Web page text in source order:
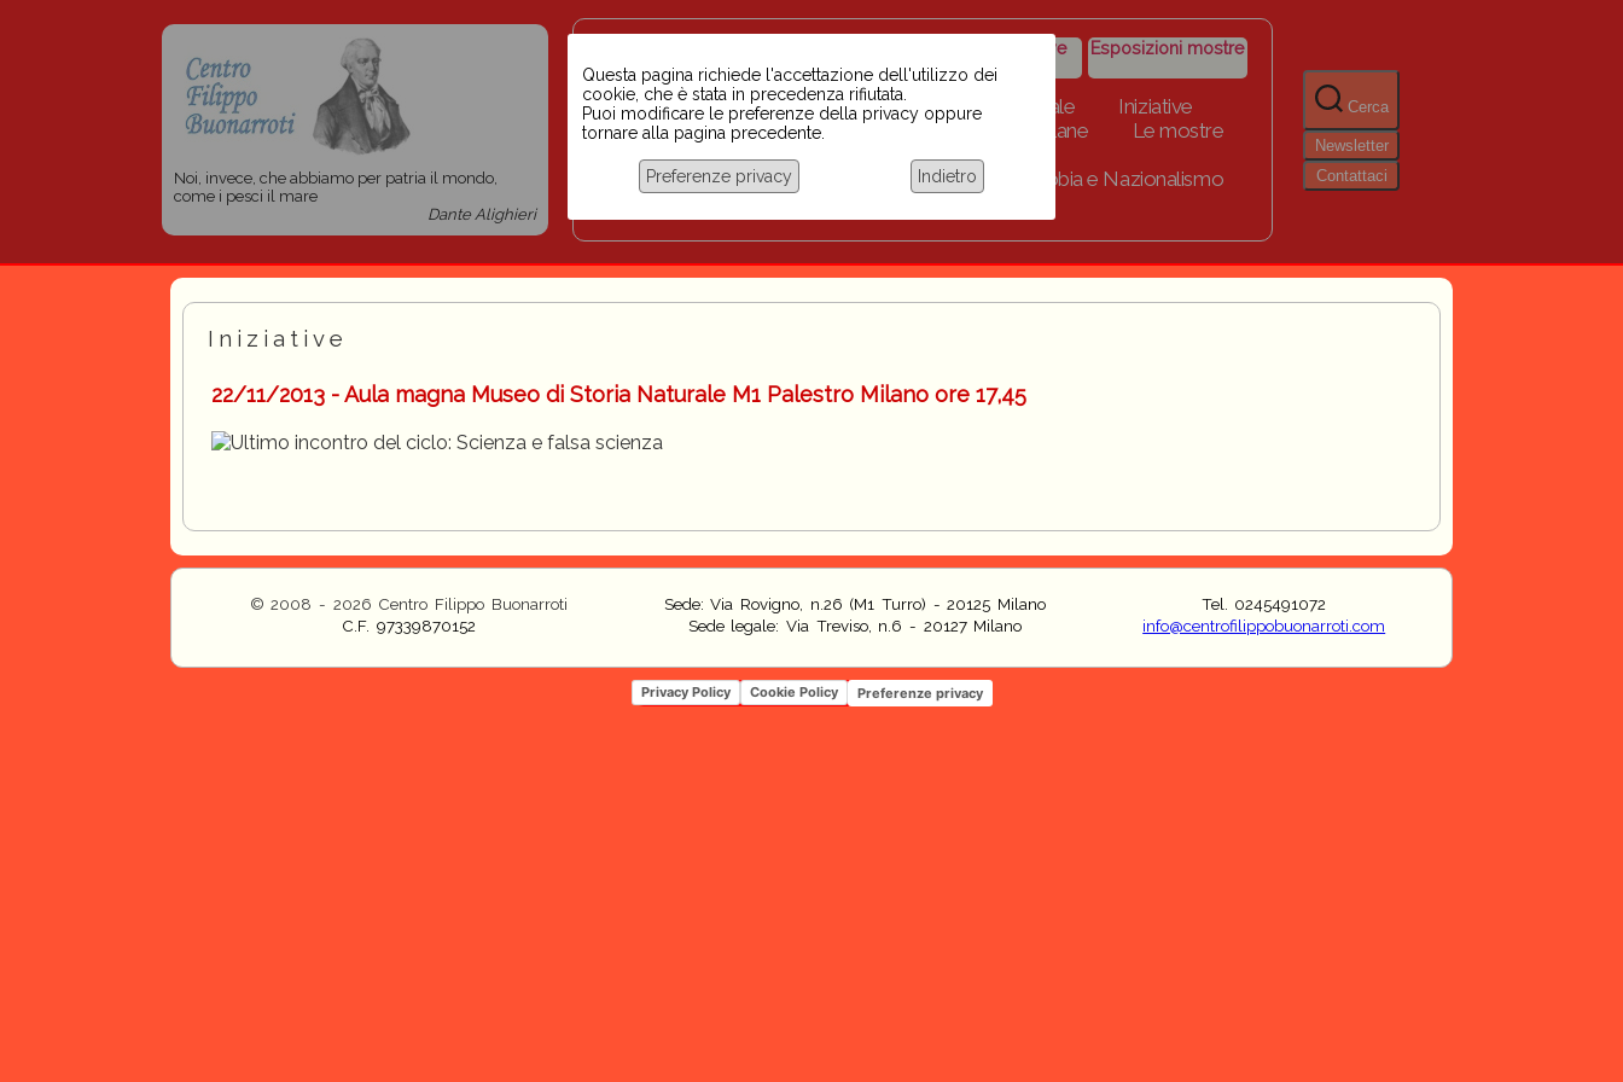
Noi, invece, che abbiamo per patria il mondo,
come i pesci il mare
Dante Alighieri
razzismo
iniziative
Storico iniziative Esposizioni mostre
Home Scuola BINARI Biblioteca digitale
Iniziative
Progetti per le scuole 2023-2024
Link Collane
Le mostre
Chi siamo
Coordinamento Docenti contro Razzismo, Xenofobia e Nazionalismo
Cerca
Newsletter
Contattaci
Questa pagina richiede l'accettazione dell'utilizzo dei
cookie, che è stata in precedenza rifiutata.
Puoi modificare le preferenze della privacy oppure
tornare alla pagina precedente.
Preferenze privacy Indietro
Iniziative
22/11/2013 - Aula magna Museo di Storia Naturale M1 Palestro Milano ore 17,45
© 2008 - 2026 Centro Filippo Buonarroti
C.F. 97339870152
Sede: Via Rovigno, n.26 (M1 Turro) - 20125 Milano
Sede legale: Via Treviso, n.6 - 20127 Milano
Tel. 0245491072
info@centrofilippobuonarroti.com
Privacy Policy Cookie Policy Preferenze privacy